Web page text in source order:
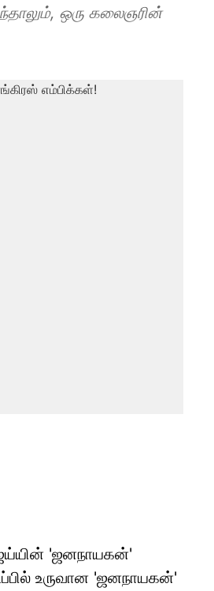
ஒரு கலைஞரின்
'ஜனநாயகன்'
உருவான 'ஜனநாயகன்'